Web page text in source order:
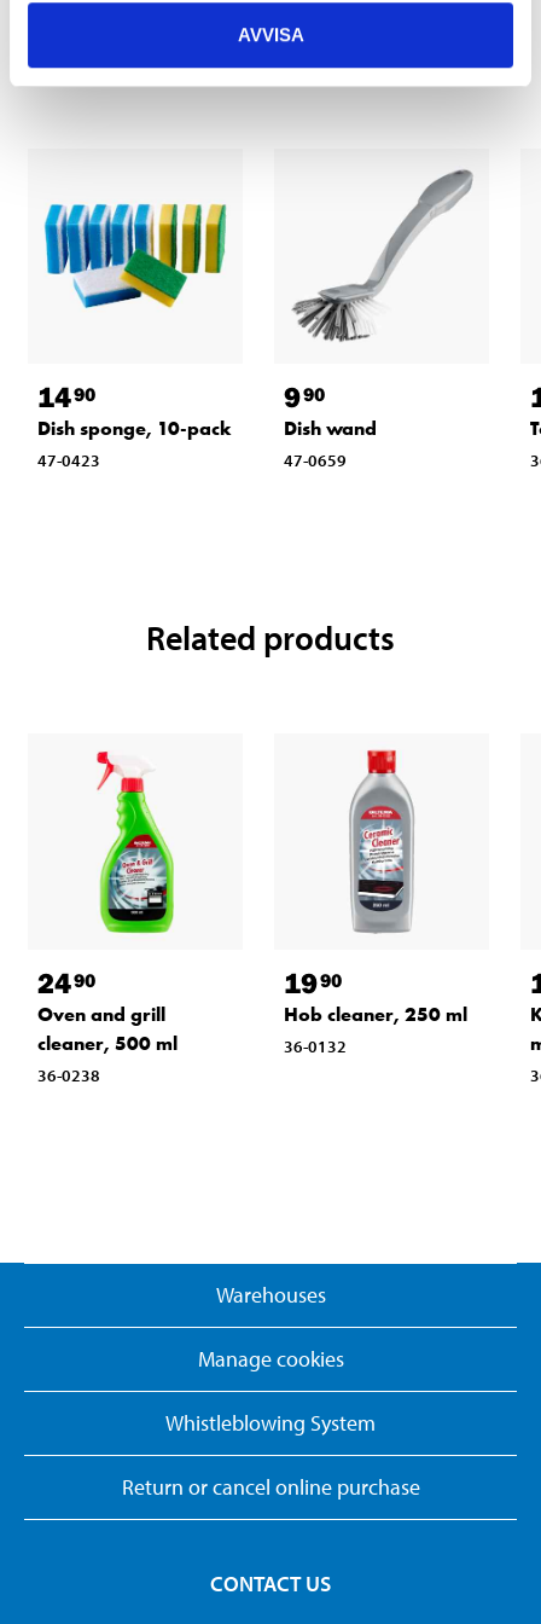
AVVISA
Other customers also bought
1490
Dish sponge, 10-pack
47-0423
990
Dish wand
47-0659
Related products
2490
Oven and grill
cleaner, 500 ml
36-0238
1990
Hob cleaner, 250 ml
36-0132
Warehouses
Manage cookies
Whistleblowing System
Return or cancel online purchase
CONTACT US